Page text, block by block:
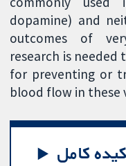
dopamine) and
outcomes of
research is
for preventing or
blood flow in these
کامل